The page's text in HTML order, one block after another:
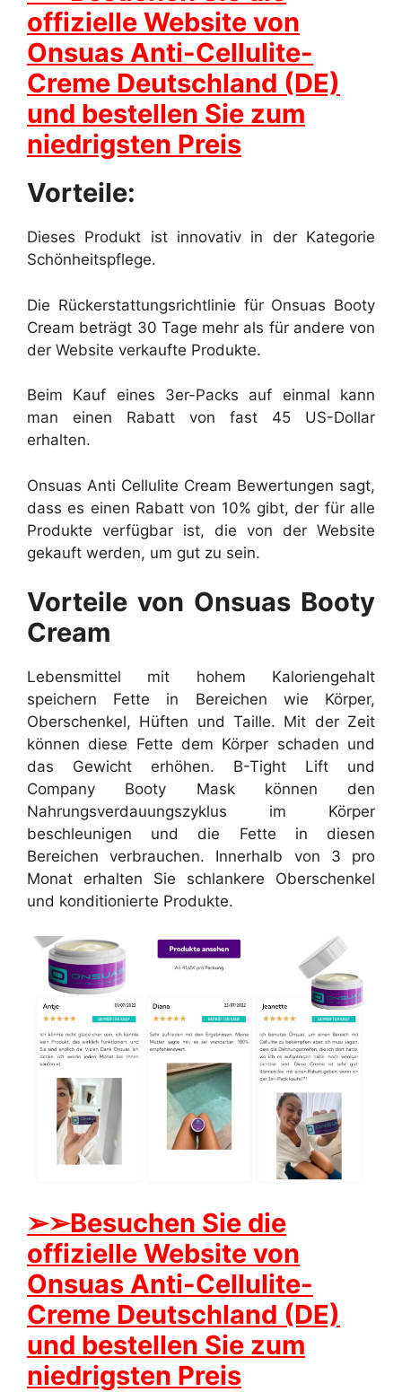
offizielle Website von
Onsuas Anti-Cellulite-
Creme Deutschland (DE)
und bestellen Sie zum
niedrigsten Preis
Vorteile:
Dieses Produkt ist innovativ in der Kategorie
Schönheitspflege.
Die Rückerstattungsrichtlinie für Onsuas Booty
Cream beträgt 30 Tage mehr als für andere von
der Website verkaufte Produkte.
Beim Kauf eines 3er-Packs auf einmal kann
man einen Rabatt von fast 45 US-Dollar
erhalten.
Onsuas Anti Cellulite Cream Bewertungen sagt,
dass es einen Rabatt von 10% gibt, der für alle
Produkte verfügbar ist, die von der Website
gekauft werden, um gut zu sein.
Vorteile von Onsuas Booty
Cream
Lebensmittel mit hohem Kaloriengehalt
speichern Fette in Bereichen wie Körper,
Oberschenkel, Hüften und Taille. Mit der Zeit
können diese Fette dem Körper schaden und
das Gewicht erhöhen. B-Tight Lift und
Company Booty Mask können den
Nahrungsverdauungszyklus im Körper
beschleunigen und die Fette in diesen
Bereichen verbrauchen. Innerhalb von 3 pro
Monat erhalten Sie schlankere Oberschenkel
und konditionierte Produkte.
➢➢Besuchen Sie die
offizielle Website von
Onsuas Anti-Cellulite-
Creme Deutschland (DE)
und bestellen Sie zum
niedrigsten Preis